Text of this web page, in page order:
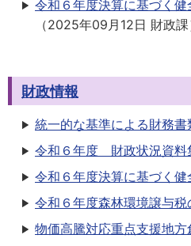
令和６年度決算に基づく
（2025年09月12日 財政課
財政情報
統一的な基準による財務
令和６年度 財政状況資料
令和６年度決算に基づく
令和６年度森林環境譲与
物価高騰対応重点支援地